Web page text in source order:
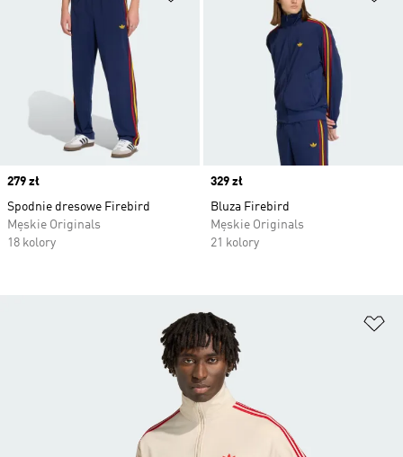
Price
279 zł
Spodnie dresowe Firebird
Męskie Originals
18 kolory
Price
329 zł
Bluza Firebird
Męskie Originals
21 kolory